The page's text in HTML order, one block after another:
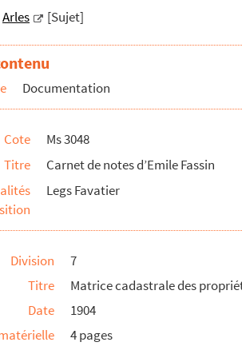
Craponne par André Favati...
d’André Favatier
Emile Fassin
legs
Favatier
et Mme Féau
N. Jouve
Arles
[Sujet]
Documentation
Cote
Ms 3048
Titre
Carnet de notes d’Emile Fassin
Legs Favatier
Division
7
Titre
Matrice cadastrale des
Date
1904
4 pages